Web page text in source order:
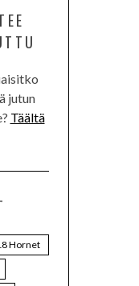
jutun
Täältä
Hornet